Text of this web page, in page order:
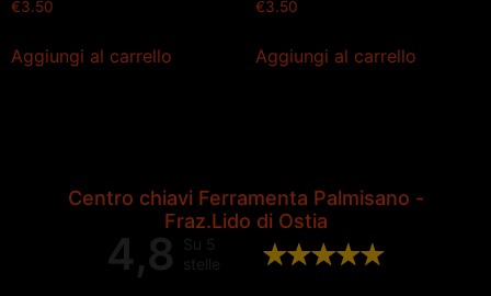
€3.50
Aggiungi al carrello
€3.50
Aggiungi al carrello
Centro chiavi Ferramenta Palmisano -
Fraz.Lido di Ostia
4,8
Su 5
stelle